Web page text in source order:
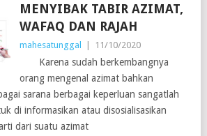
MENYIBAK TABIR AZIMAT,
WAFAQ DAN RAJAH
mahesatunggal | 11/10/2020
Karena sudah berkembangnya
orang mengenal azimat bahkan
sarana berbagai keperluan sangatlah
di informasikan atau disosialisasikan
dari suatu azimat